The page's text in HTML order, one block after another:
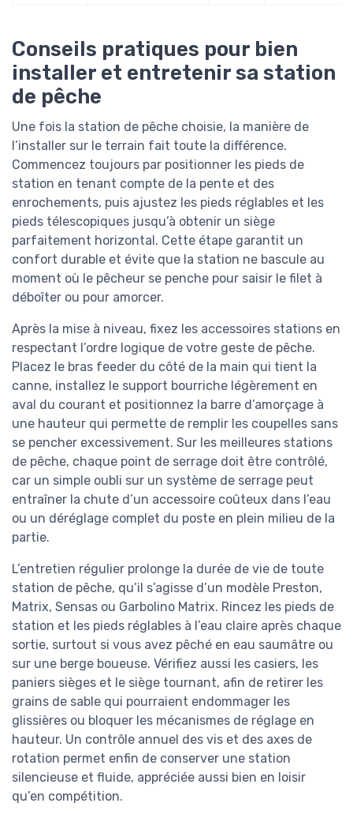
Conseils pratiques pour bien
installer et entretenir sa station
de pêche
Une fois la station de pêche choisie, la manière de
l’installer sur le terrain fait toute la différence.
Commencez toujours par positionner les pieds de
station en tenant compte de la pente et des
enrochements, puis ajustez les pieds réglables et les
pieds télescopiques jusqu’à obtenir un siège
parfaitement horizontal. Cette étape garantit un
confort durable et évite que la station ne bascule au
moment où le pêcheur se penche pour saisir le filet à
déboîter ou pour amorcer.
Après la mise à niveau, fixez les accessoires stations en
respectant l’ordre logique de votre geste de pêche.
Placez le bras feeder du côté de la main qui tient la
canne, installez le support bourriche légèrement en
aval du courant et positionnez la barre d’amorçage à
une hauteur qui permette de remplir les coupelles sans
se pencher excessivement. Sur les meilleures stations
de pêche, chaque point de serrage doit être contrôlé,
car un simple oubli sur un système de serrage peut
entraîner la chute d’un accessoire coûteux dans l’eau
ou un déréglage complet du poste en plein milieu de la
partie.
L’entretien régulier prolonge la durée de vie de toute
station de pêche, qu’il s’agisse d’un modèle Preston,
Matrix, Sensas ou Garbolino Matrix. Rincez les pieds de
station et les pieds réglables à l’eau claire après chaque
sortie, surtout si vous avez pêché en eau saumâtre ou
sur une berge boueuse. Vérifiez aussi les casiers, les
paniers sièges et le siège tournant, afin de retirer les
grains de sable qui pourraient endommager les
glissières ou bloquer les mécanismes de réglage en
hauteur. Un contrôle annuel des vis et des axes de
rotation permet enfin de conserver une station
silencieuse et fluide, appréciée aussi bien en loisir
qu’en compétition.